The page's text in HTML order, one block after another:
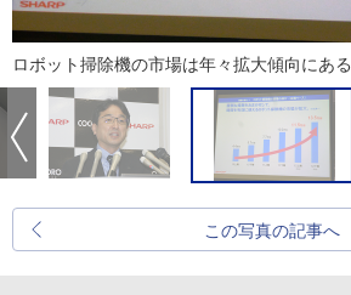
ロボット掃除機の市場は年々拡大傾向にある
この写真の記事へ